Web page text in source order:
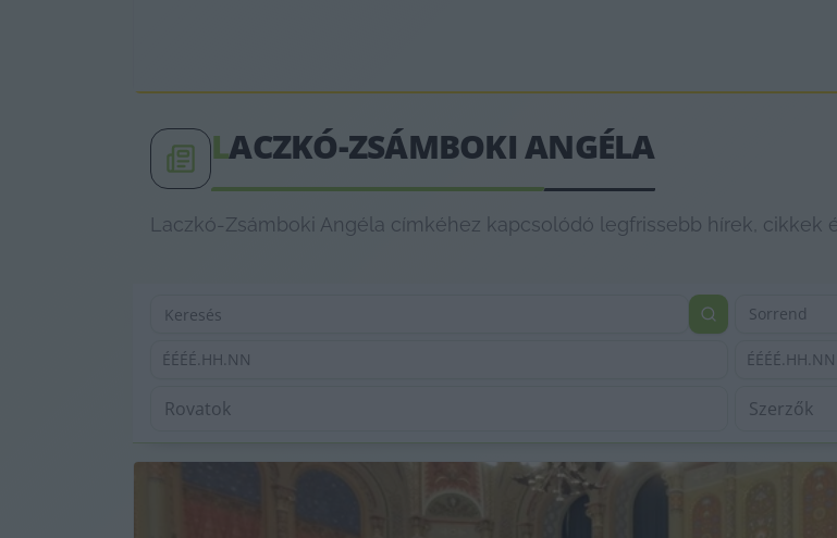
LACZKÓ-ZSÁMBOKI ANGÉLA
Laczkó-Zsámboki Angéla címkéhez kapcsolódó legfrissebb hírek, cikkek
Sorrend
ÉÉÉÉ.HH.NN ÉÉÉÉ.HH.NN